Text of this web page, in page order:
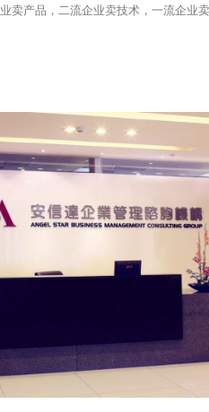
卖产品，二流企业卖技术，一流企业